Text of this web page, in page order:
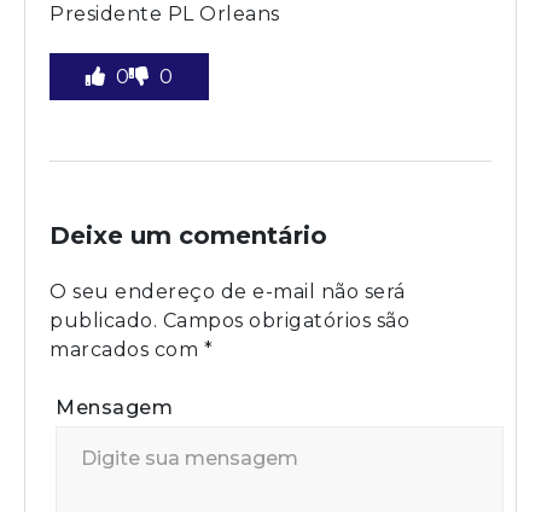
Presidente PL Orleans
0 0
Deixe um comentário
O seu endereço de e-mail não será
publicado. Campos obrigatórios são
marcados com *
Mensagem